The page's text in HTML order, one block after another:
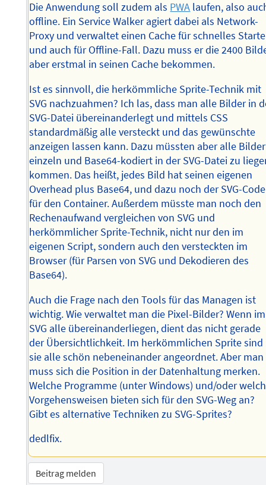
Die Anwendung soll zudem als PWA laufen, also
offline. Ein Service Walker agiert dabei als Network-
Proxy und verwaltet einen Cache für schnelles
und auch für Offline-Fall. Dazu muss er die 2400
aber erstmal in seinen Cache bekommen.
Ist es sinnvoll, die herkömmliche Sprite-Technik mit
SVG nachzuahmen? Ich las, dass man alle Bilder in
SVG-Datei übereinanderlegt und mittels CSS
standardmäßig alle versteckt und das gewünschte
anzeigen lassen kann. Dazu müssten aber alle Bilder
einzeln und Base64-kodiert in der SVG-Datei zu
kommen. Das heißt, jedes Bild hat seinen eigenen
Overhead plus Base64, und dazu noch der SVG-Code
für den Container. Außerdem müsste man noch den
Rechenaufwand vergleichen von SVG und
herkömmlicher Sprite-Technik, nicht nur den im
eigenen Script, sondern auch den versteckten im
Browser (für Parsen von SVG und Dekodieren des
Base64).
Auch die Frage nach den Tools für das Managen ist
wichtig. Wie verwaltet man die Pixel-Bilder? Wenn im
SVG alle übereinanderliegen, dient das nicht gerade
der Übersichtlichkeit. Im herkömmlichen Sprite sind
sie alle schön nebeneinander angeordnet. Aber man
muss sich die Position in der Datenhaltung merken.
Welche Programme (unter Windows) und/oder
Vorgehensweisen bieten sich für den SVG-Weg an?
Gibt es alternative Techniken zu SVG-Sprites?
dedlfix.
Beitrag melden